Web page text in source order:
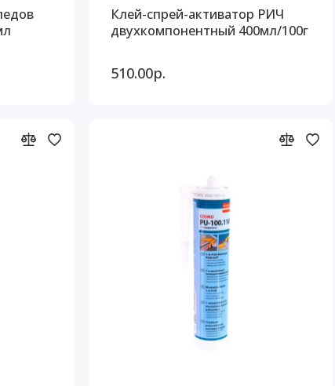
Клей-спрей-активатор РИЧ
двухкомпонентный 400мл/100г
510.00р.